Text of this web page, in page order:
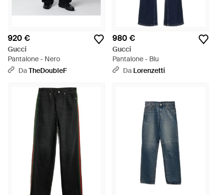
920 €
Gucci
Pantalone - Nero
DaTheDoubleF
980 €
Gucci
Pantalone - Blu
Da Lorenzetti